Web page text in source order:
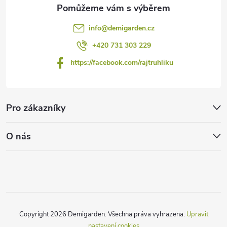
info@demigarden.cz
+420 731 303 229
https://facebook.com/rajtruhliku
Pro zákazníky
O nás
Copyright 2026 Demigarden. Všechna práva vyhrazena. Upravit